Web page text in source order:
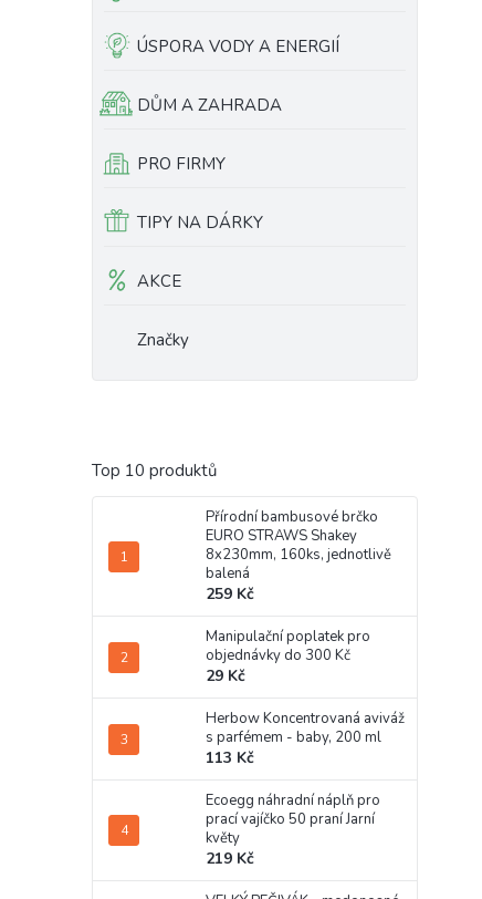
ÚSPORA VODY A ENERGIÍ
DŮM A ZAHRADA
PRO FIRMY
TIPY NA DÁRKY
AKCE
Značky
Top 10 produktů
Přírodní bambusové brčko
EURO STRAWS Shakey
8x230mm, 160ks, jednotlivě
balená
259 Kč
Manipulační poplatek pro
objednávky do 300 Kč
29 Kč
Herbow Koncentrovaná aviváž
s parfémem - baby, 200 ml
113 Kč
Ecoegg náhradní náplň pro
prací vajíčko 50 praní Jarní
květy
219 Kč